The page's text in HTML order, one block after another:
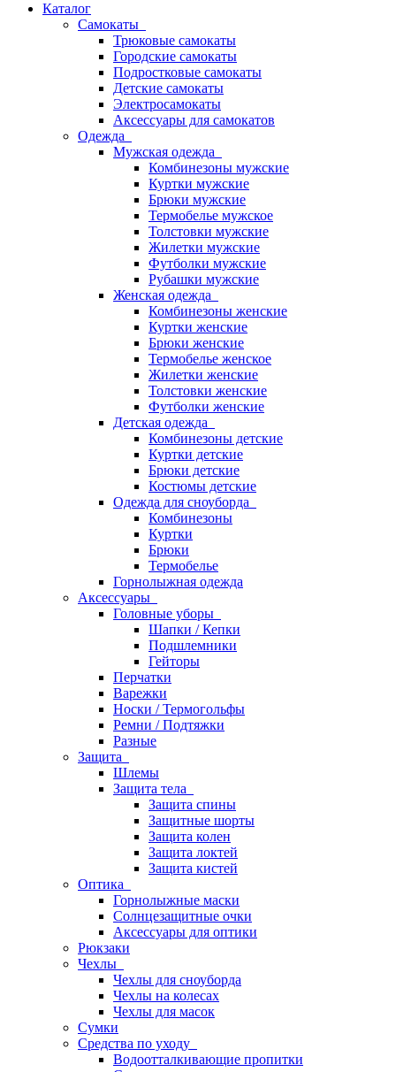
Каталог
Самокаты
Трюковые самокаты
Городские самокаты
Подростковые самокаты
Детские самокаты
Электросамокаты
Аксессуары для самокатов
Одежда
Мужская одежда
Комбинезоны мужские
Куртки мужские
Брюки мужские
Термобелье мужское
Толстовки мужские
Жилетки мужские
Футболки мужские
Рубашки мужские
Женская одежда
Комбинезоны женские
Куртки женские
Брюки женские
Термобелье женское
Жилетки женские
Толстовки женские
Футболки женские
Детская одежда
Комбинезоны детские
Куртки детские
Брюки детские
Костюмы детские
Одежда для сноуборда
Комбинезоны
Куртки
Брюки
Термобелье
Горнолыжная одежда
Аксессуары
Головные уборы
Шапки / Кепки
Подшлемники
Гейторы
Перчатки
Варежки
Носки / Термогольфы
Ремни / Подтяжки
Разные
Защита
Шлемы
Защита тела
Защита спины
Защитные шорты
Защита колен
Защита локтей
Защита кистей
Оптика
Горнолыжные маски
Солнцезащитные очки
Аксессуары для оптики
Рюкзаки
Чехлы
Чехлы для сноуборда
Чехлы на колесах
Чехлы для масок
Сумки
Средства по уходу
Водоотталкивающие пропитки